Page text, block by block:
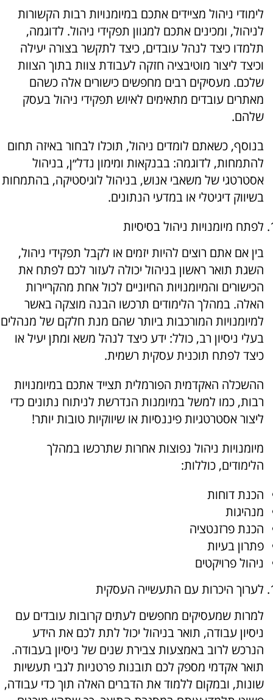
לימודי ניהול מציידים אתכם במיומנויות רבות הקשורות
לניהול, ומכינים אתכם למגוון תפקידי ניהול. לדוגמה,
תלמדו כיצד לנהל עובדים, כיצד לתקשר בצורה יעילה
וכיצד ליצור מוטיבציה חזקה לעבודת צוות בתוך הצוות
שלכם. מעסיקים רבים מחפשים כישורים אלה כשהם
מאתרים עובדים מתאימים לאיוש תפקידי ניהול בעסק
שלהם.
בנוסף, כשאתם לומדים ניהול, תוכלו לבחור באיזה תחום
להתמחות, לדוגמה: בבנקאות ומימון נדל״ן, בניהול
אסטרטגי של משאבי אנוש, בניהול לוגיסטיקה, בהתמחות
בשיווק דיגיטלי או במדעי הנתונים.
לפתח מיומנויות ניהול בסיסיות
בין אם אתם רוצים להיות יזמים או לקבל תפקידי ניהול,
השגת תואר ראשון בניהול יכולה לעזור לכם לפתח את
הכישורים והמיומנויות החיוניים לכול אחת מהקריירות
האלה. במהלך הלימודים תרכשו הבנה מוצקה באשר
למיומנויות המורכבות ביותר שהם מנת חלקם של מנהלים
בעלי ניסיון רב, כולל: ידע כיצד לנהל משא ומתן יעיל או
כיצד לפתח תוכנית עסקית רשמית.
ההשכלה האקדמית הפורמלית תצייד אתכם במיומנויות
רבות, כמו למשל במיומנות הנדרשת לניתוח נתונים כדי
ליצור אסטרטגיות פיננסיות או שיווקיות טובות יותר!
מיומנויות ניהול נפוצות אחרות שתרכשו במהלך
הלימודים, כוללות:
הכנת דוחות
מנהיגות
הכנת פרזנטציה
פתרון בעיות
ניהול פרויקטים
לערוך היכרות עם התעשייה העסקית
למרות שמעסיקים מחפשים לעתים קרובות עובדים עם
ניסיון עבודה, תואר בניהול יכול לתת לכם את הידע
הנרכש לרוב באמצעות צבירת שנים של ניסיון בעבודה.
תואר אקדמי מספק לכם תובנות פרטניות לגבי תעשיות
שונות, ובמקום ללמוד את הדברים האלה תוך כדי עבודה,